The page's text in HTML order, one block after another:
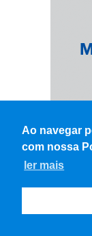
Ao navegar
com nossa
ler mais
© Copyright